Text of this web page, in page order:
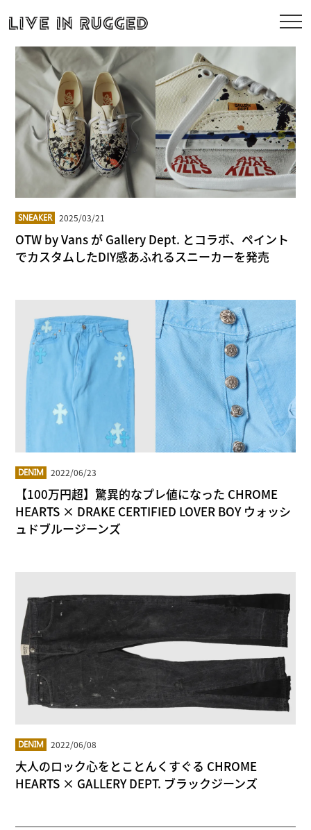
SNEAKER 2025/03/21
OTW by Vans が Gallery Dept. とコラボ、ペイント
でカスタムしたDIY感あふれるスニーカーを発売
DENIM 2022/06/23
【100万円超】驚異的なプレ値になった CHROME
HEARTS × DRAKE CERTIFIED LOVER BOY ウォッシ
ュドブルージーンズ
DENIM 2022/06/08
大人のロック心をとことんくすぐる CHROME
HEARTS × GALLERY DEPT. ブラックジーンズ